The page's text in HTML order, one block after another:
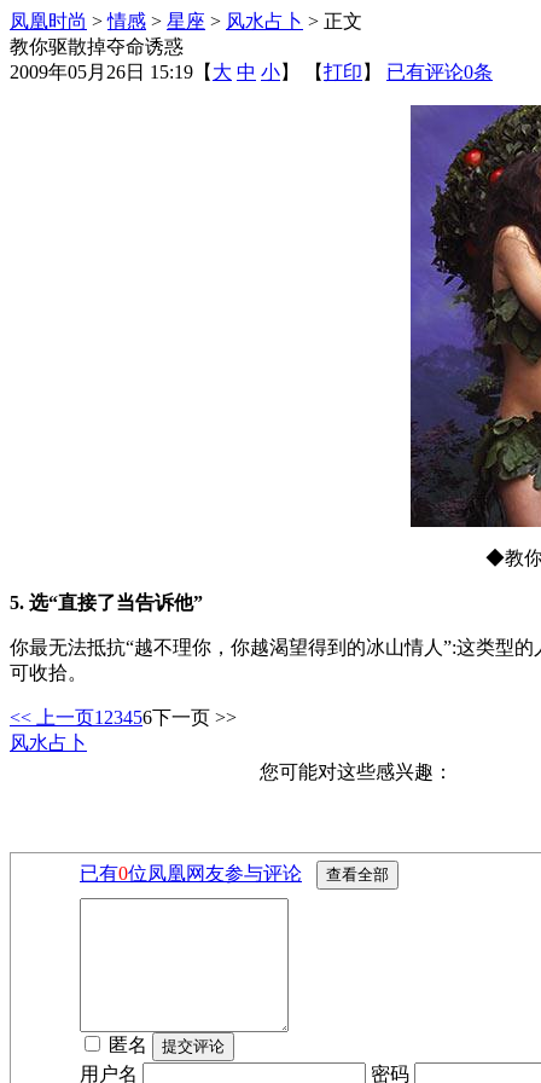
凤凰时尚 >情感 > 星座 > 风水占卜 > 正文
教你驱散掉夺命诱惑
2009年05月26日 15:19 【 大 中 小】 【打印 】 已有评论0条
◆教
5. 选“直接了当告诉他”
你最无法抵抗“越不理你，你越渴望得到的冰山情人”:这类型
可收拾。
<< 上一页1 23456下一页 >>
风水占卜
您可能对这些感兴趣：
已有0位凤凰网友参与评论
匿名
用户名
密码